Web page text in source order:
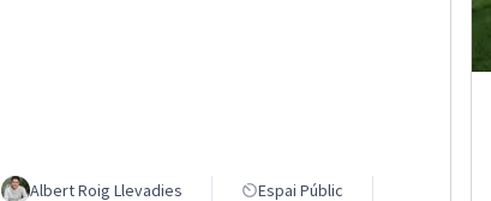
Albert Roig Llevadies Espai Públic